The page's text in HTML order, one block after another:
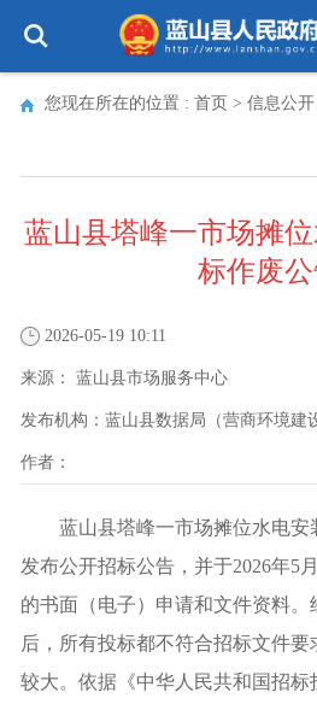
您现在所在的位置 : 首页 > 信息公开
蓝山县塔峰一市场摊
标作废
2026-05-19 10:11
来源： 蓝山县市场服务中心
发布机构： 蓝山县数据局（营商环境建
作者：
蓝山县塔峰一市场摊位水电安
发布公开招标公告，并于2026年5
的书面（电子）申请和文件资料
后，所有投标都不符合招标文件
较大。依据《中华人民共和国招标